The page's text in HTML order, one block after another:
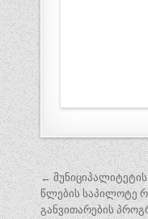
პოსტის
ნავიგაცია
←
წლების საპილოტე
განვითარების